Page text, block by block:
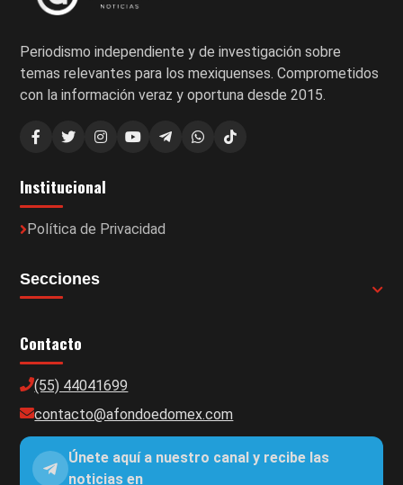
Periodismo independiente y de investigación sobre
temas relevantes para los mexiquenses. Comprometidos
con la información veraz y oportuna desde 2015.
Institucional
Política de Privacidad
Secciones
Contacto
(55) 44041699
contacto@afondoedomex.com
Únete aquí a nuestro canal y recibe las
noticias en